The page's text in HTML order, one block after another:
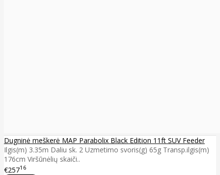
Dugninė meškerė MAP Parabolix Black Edition 11ft SUV Feeder
Ilgis(m) 3.35m Daliu sk. 2 Uzmetimo svoris(g) 65g Transp.ilgis(m)
176cm Viršūnėlių skaiči..
€25716